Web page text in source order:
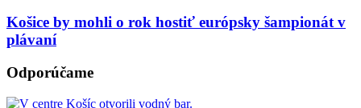
Košice by mohli o rok hostiť európsky šampionát v
plávaní
Odporúčame